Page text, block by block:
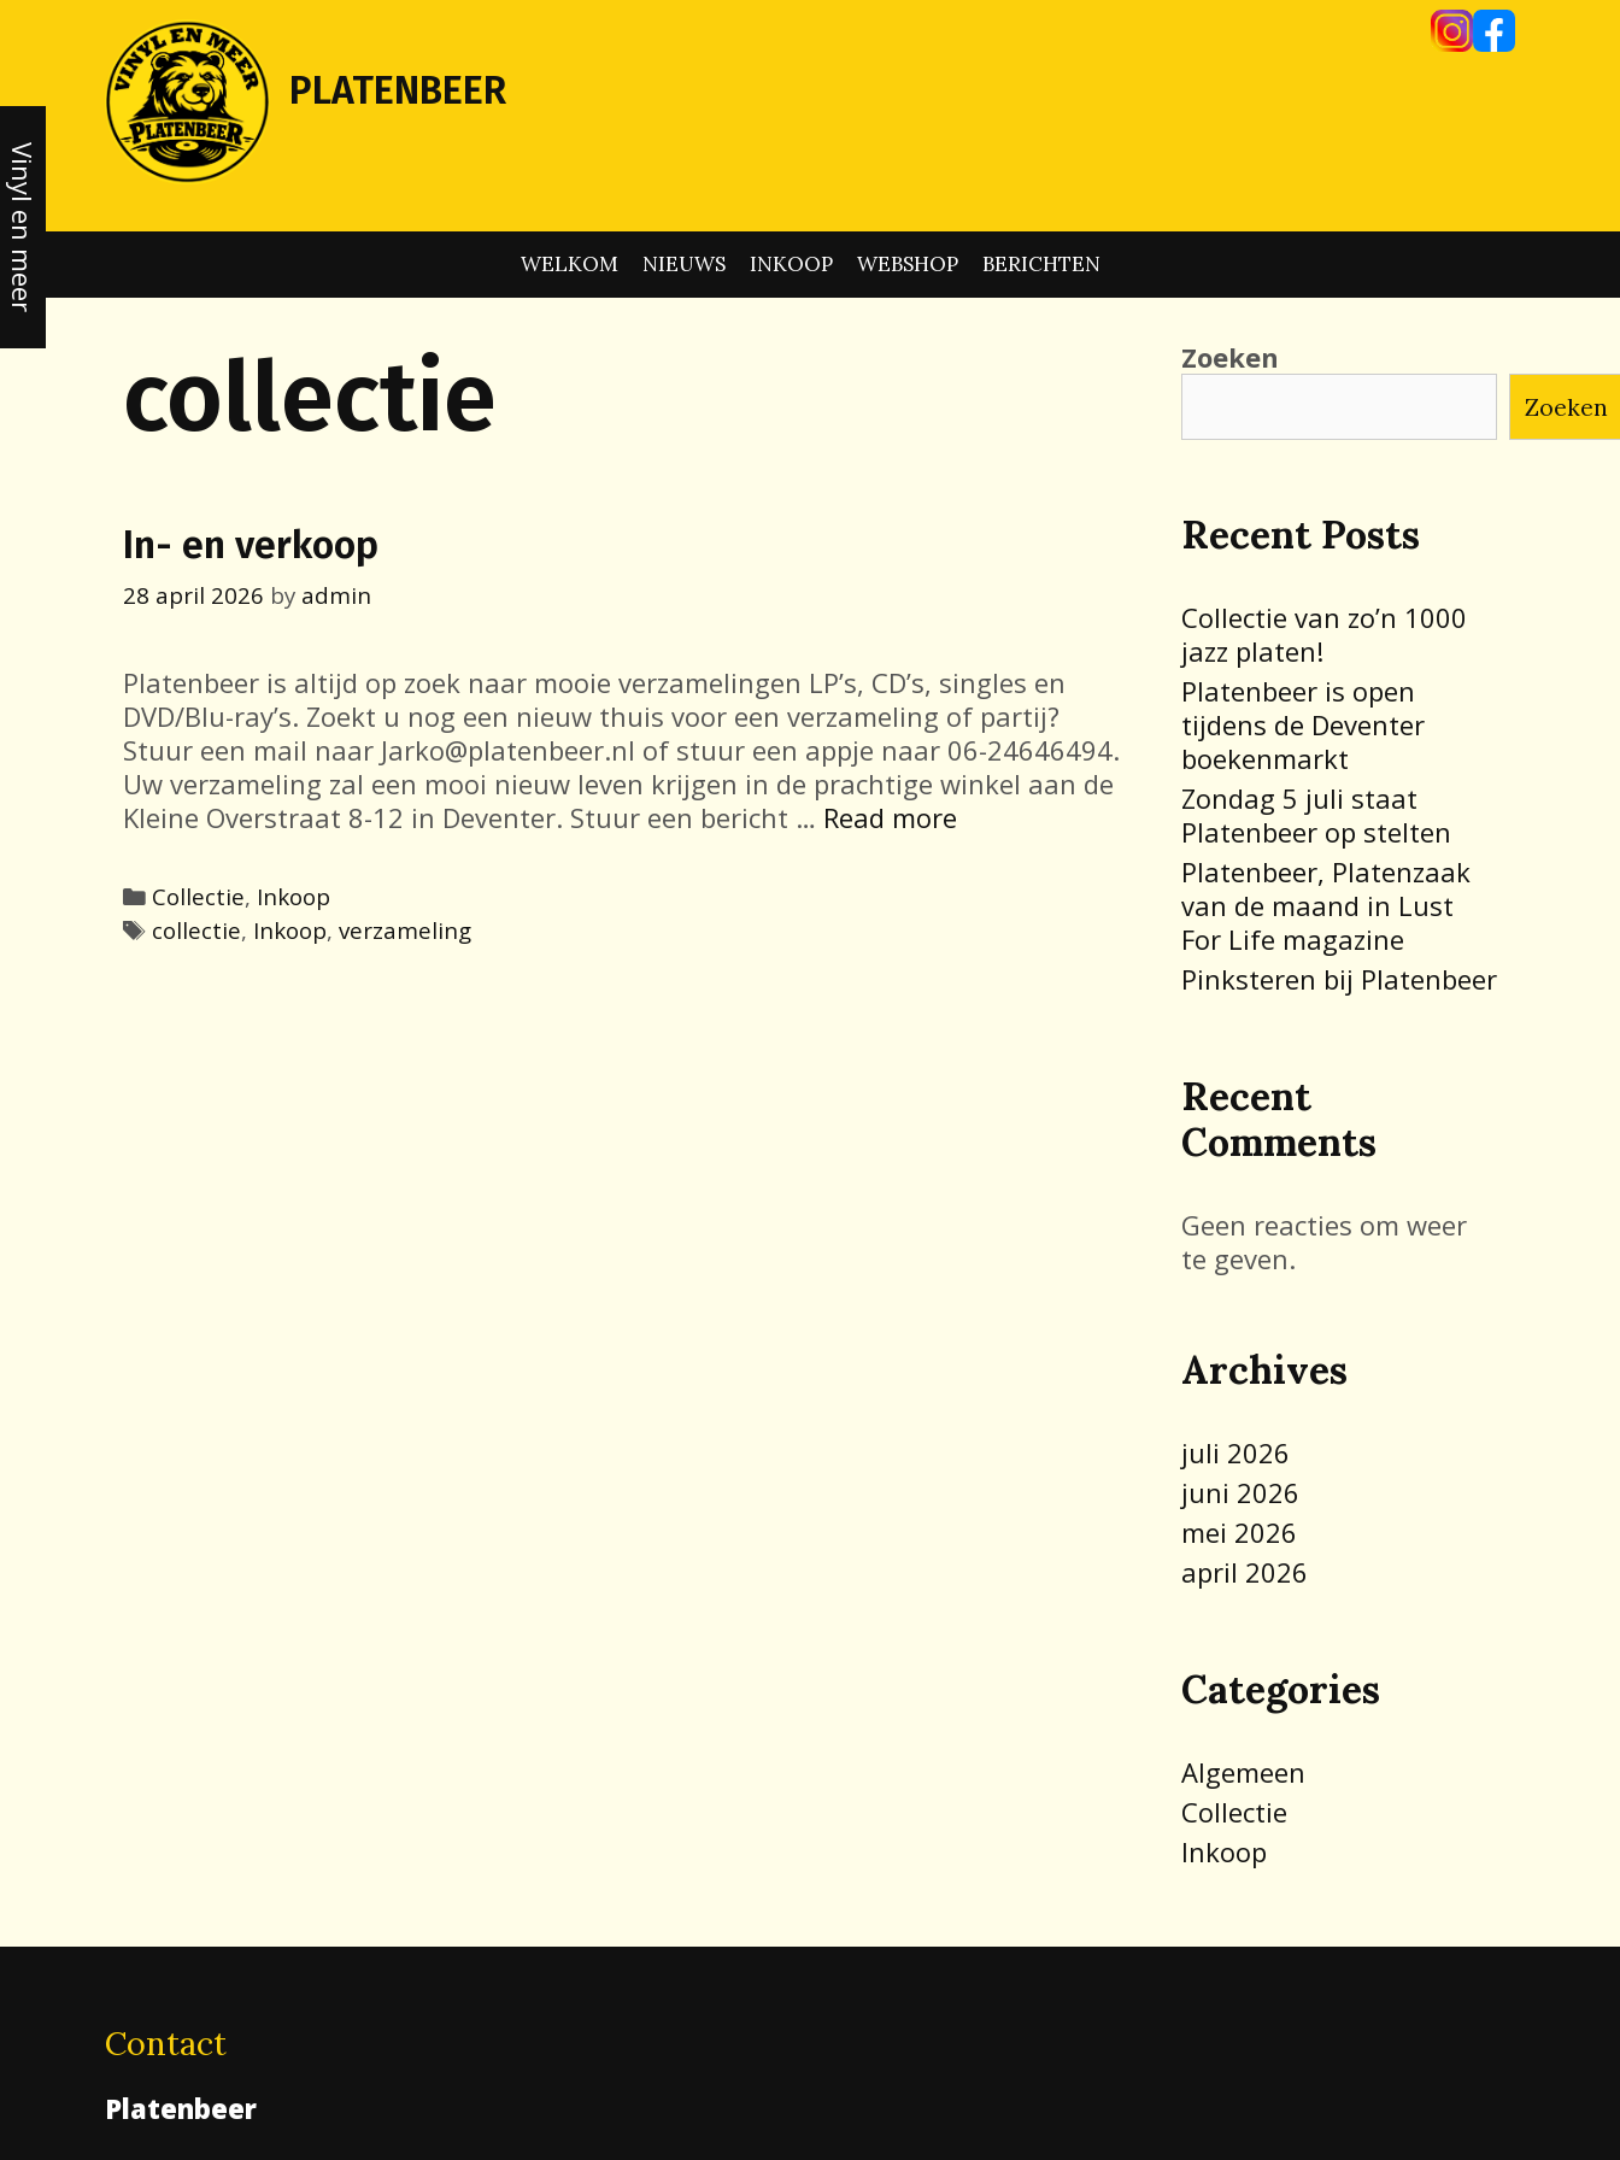
PLATENBEER
WELKOM NIEUWS INKOOP WEBSHOP BERICHTEN
collectie
In- en verkoop
28 april 2026 by admin
Platenbeer is altijd op zoek naar mooie verzamelingen LP’s, CD’s, singles en
DVD/Blu-ray’s. Zoekt u nog een nieuw thuis voor een verzameling of partij?
Stuur een mail naar Jarko@platenbeer.nl of stuur een appje naar 06-24646494.
Uw verzameling zal een mooi nieuw leven krijgen in de prachtige winkel aan de
Kleine Overstraat 8-12 in Deventer. Stuur een bericht … Read more
Categories
Collectie, Inkoop
Tags
collectie, Inkoop,verzameling
Zoeken
Zoeken
Recent Posts
Collectie van zo’n 1000
jazz platen!
Platenbeer is open
tijdens de Deventer
boekenmarkt
Zondag 5 juli staat
Platenbeer op stelten
Platenbeer, Platenzaak
van de maand in Lust
For Life magazine
Pinksteren bij Platenbeer
Recent
Comments
Geen reacties om weer
te geven.
Archives
juli 2026
juni 2026
mei 2026
april 2026
Categories
Algemeen
Collectie
Inkoop
Contact
Platenbeer
Vinyl en meer